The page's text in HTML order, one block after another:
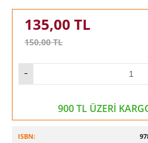
135,00 TL
150,00TL
900 TL ÜZERİ
ISBN: